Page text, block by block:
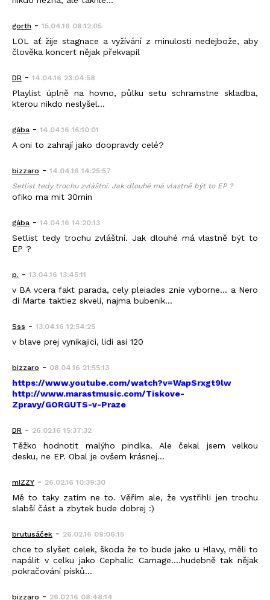
gorth - 15.04.16 08:12:05
LOL ať žije stagnace a vyžívání z minulosti nedejbože, aby
člověka koncert nějak překvapil
DR - 14.04.16 23:04:58
Playlist úplně na hovno, půlku setu schramstne skladba,
kterou nikdo neslyšel...
gába - 14.04.16 16:10:01
A oni to zahrají jako doopravdy celé?
bizzaro - 14.04.16 14:25:57
Setlist tedy trochu zvláštní. Jak dlouhé má vlastně být to EP ?
ofiko ma mit 30min
gába - 14.04.16 14:20:13
Setlist tedy trochu zvláštní. Jak dlouhé má vlastně být to
EP ?
p. - 13.04.16 13:45:11
v BA vcera fakt parada, cely pleiades znie vyborne... a Nero
di Marte taktiez skveli, najma bubenik...
Sss - 13.04.16 12:54:25
v blave prej vynikajici, lidi asi 120
bizzaro - 08.04.16 21:55:13
https://www.youtube.com/watch?v=WapSrxgt9lw
http://www.marastmusic.com/Tiskove-
Zpravy/GORGUTS-v-Praze
DR - 26.02.16 15:37:32
Těžko hodnotit malýho pindíka. Ale čekal jsem velkou
desku, ne EP. Obal je ovšem krásnej...
mIZZY - 26.02.16 10:39:30
Mě to taky zatím ne to. Věřím ale, že vystřihli jen trochu
slabší část a zbytek bude dobrej :)
brutusáček - 26.02.16 09:06:15
chce to slyšet celek, škoda že to bude jako u Hlavy, měli to
napálit v celku jako Cephalic Carnage....hudebně tak nějak
pokračování písků...
bizzaro - 26.02.16 08:48:14